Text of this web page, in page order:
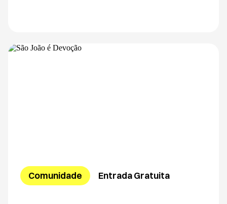
Comunidade Entrada Gratuita